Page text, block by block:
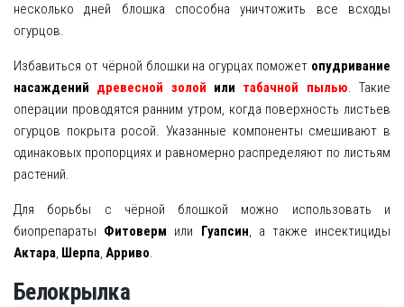
несколько дней блошка способна уничтожить все всходы
огурцов.
Избавиться от чёрной блошки на огурцах поможет опудривание
насаждений древесной золой или табачной пылью. Такие
операции проводятся ранним утром, когда поверхность листьев
огурцов покрыта росой. Указанные компоненты смешивают в
одинаковых пропорциях и равномерно распределяют по листьям
растений.
Для борьбы с чёрной блошкой можно использовать и
биопрепараты Фитоверм или Гуапсин, а также инсектициды
Актара, Шерпа, Арриво.
Белокрылка